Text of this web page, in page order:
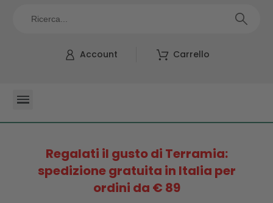
Account Carrello
Regalati il gusto di Terramia:
spedizione gratuita in Italia per
ordini da € 89